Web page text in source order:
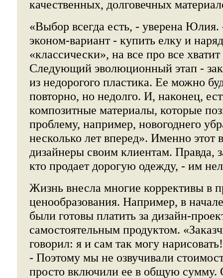
качественных, долговечных
«Выбор всегда есть, - уверена
эконом-вариант - купить елку и
«классически», на все про все
Следующий эволюционный этап -
из недорогого пластика. Ее можно
повторно, но недолго. И, наконец,
композитные материалы, которые
проблему, например, новогоднего
несколько лет вперед». Именно этот
дизайнеры своим клиентам. Правда,
кто продает дорогую одежду, - им
Жизнь внесла многие коррективы в
ценообразования. Например, в
были готовы платить за дизайн-
самостоятельным продуктом.
говорил: я и сам так могу
- Поэтому мы не озвучивали
просто включили ее в общую сумму.